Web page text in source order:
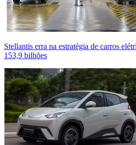
Stellantis erra na estratégia de carros
153,9 bilhões